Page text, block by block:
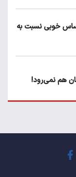
خوبی نسبت به
هم نمی‌رود!